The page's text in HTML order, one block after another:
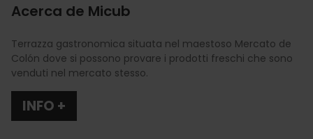
Acerca de Micub
Terrazza gastronomica situata nel maestoso Mercato de
Colón dove si possono provare i prodotti freschi che sono
venduti nel mercato stesso.
INFO +